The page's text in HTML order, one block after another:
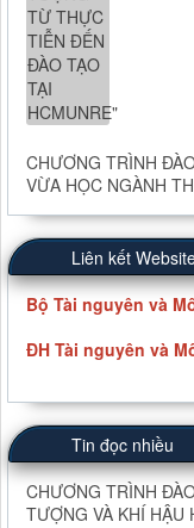
CHƯƠNG TRÌNH
VỪA HỌC NGÀNH
Liên kết
Bộ Tài nguyên và
ĐH Tài nguyên và
Tin đọc nhiều
CHƯƠNG TRÌNH
TƯỢNG VÀ KHÍ HẬU